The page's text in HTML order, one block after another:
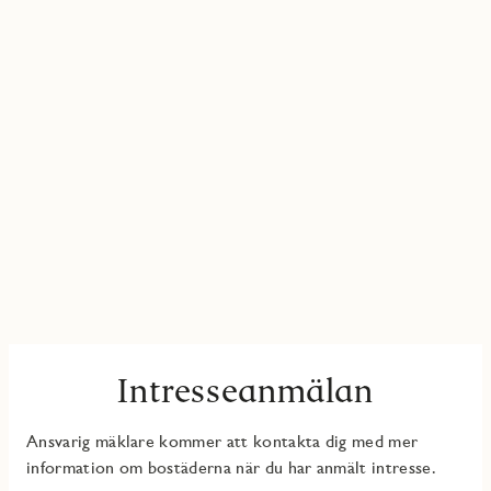
Intresseanmälan
Ansvarig mäklare kommer att kontakta dig med mer
information om bostäderna när du har anmält intresse.